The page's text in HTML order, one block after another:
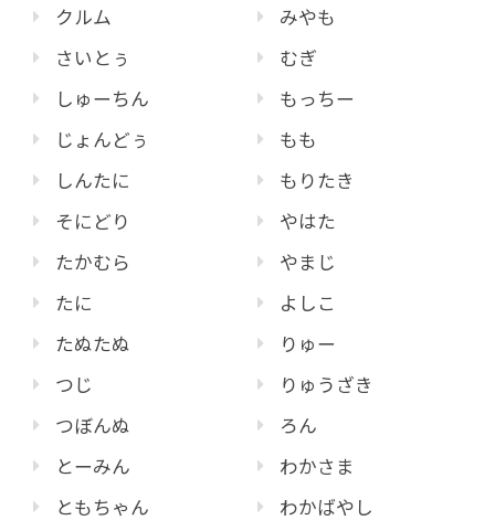
クルム
さいとぅ
しゅーちん
じょんどぅ
しんたに
そにどり
たかむら
たに
たぬたぬ
つじ
つぼんぬ
とーみん
ともちゃん
みやも
むぎ
もっちー
もも
もりたき
やはた
やまじ
よしこ
りゅー
りゅうざき
ろん
わかさま
わかばやし